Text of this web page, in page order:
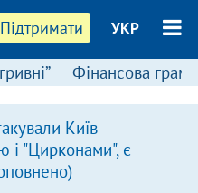
Підтримати УКР
Фінансова
Київ
і "Цирконами", є